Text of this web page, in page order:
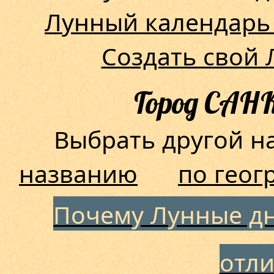
Лунный
Создать
Город
Выбрать другой
названию
по
Почему Лунные